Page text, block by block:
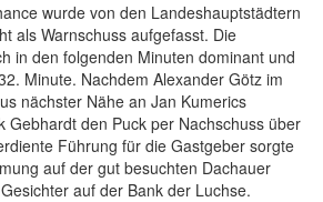
wurde von den Landeshauptstädtern
als Warnschuss aufgefasst. Die
in den folgenden Minuten dominant und
Minute. Nachdem Alexander Götz im
nächster Nähe an Jan Kumerics
Gebhardt den Puck per Nachschuss über
Führung für die Gastgeber sorgte
auf der gut besuchten Dachauer
auf der Bank der Luchse.